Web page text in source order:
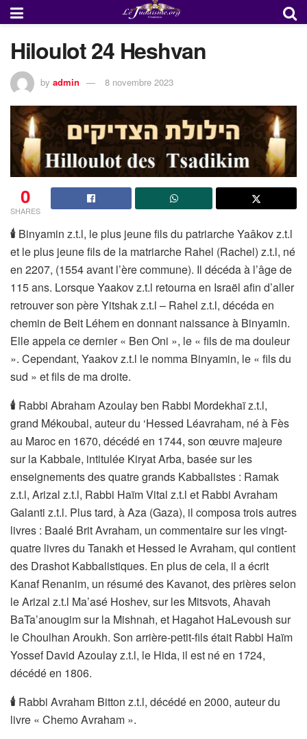
Hiloulot 24 Heshvan
by admin 8 novembre 2023
0
SHARES
🕯 Binyamin z.t.l, le plus jeune fils du patriarche Yaâkov z.t.l
et le plus jeune fils de la matriarche Rahel (Rachel) z.t.l, né
en 2207, (1554 avant l’ère commune). Il décéda à l’âge de
115 ans. Lorsque Yaakov z.t.l retourna en Israël afin d’aller
retrouver son père Yitshak z.t.l – Rahel z.t.l, décéda en
chemin de Beit Léhem en donnant naissance à Binyamin.
Elle appela ce dernier « Ben Oni », le « fils de ma douleur
». Cependant, Yaakov z.t.l le nomma Binyamin, le « fils du
sud » et fils de ma droite.
🕯 Rabbi Abraham Azoulay ben Rabbi Mordekhaï z.t.l,
grand Mékoubal, auteur du ‘Hessed Léavraham, né à Fès
au Maroc en 1670, décédé en 1744, son œuvre majeure
sur la Kabbale, intitulée Kiryat Arba, basée sur les
enseignements des quatre grands Kabbalistes : Ramak
z.t.l, Arizal z.t.l, Rabbi Haïm Vital z.t.l et Rabbi Avraham
Galanti z.t.l. Plus tard, à Aza (Gaza), il composa trois autres
livres : Baalé Brit Avraham, un commentaire sur les vingt-
quatre livres du Tanakh et Hessed le Avraham, qui contient
des Drashot Kabbalistiques. En plus de cela, il a écrit
Kanaf Renanim, un résumé des Kavanot, des prières selon
le Arizal z.t.l Ma’asé Hoshev, sur les Mitsvots, Ahavah
BaTa’anougim sur la Mishnah, et Hagahot HaLevoush sur
le Choulhan Aroukh. Son arrière-petit-fils était Rabbi Haïm
Yossef David Azoulay z.t.l, le Hida, il est né en 1724,
décédé en 1806.
🕯 Rabbi Avraham Bitton z.t.l, décédé en 2000, auteur du
livre « Chemo Avraham ».